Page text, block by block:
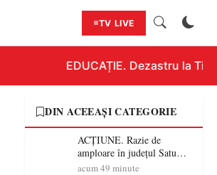
TV LIVE
EDUCAȚIE. Dezastru la
DIN ACEEAȘI CATEGORIE
ACȚIUNE. Razie de
amploare în județul Satu
Mare! Polițiștii au dat sute
acum 49 minute